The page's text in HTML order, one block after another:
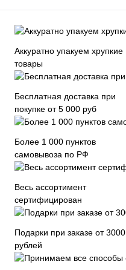
Аккуратно упакуем хрупкие
товары
Бесплатная доставка при
покупке от 5 000 руб
Более 1 000 пунктов
самовывоза по РФ
Весь ассортимент
сертифицирован
Подарки при заказе от 3000
рублей